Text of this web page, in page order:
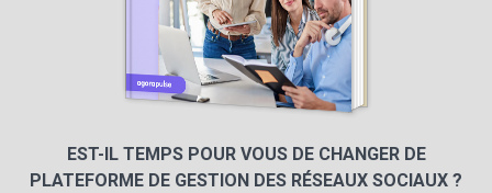
EST-IL TEMPS POUR VOUS DE CHANGER DE
PLATEFORME DE GESTION DES RÉSEAUX SOCIAUX ?